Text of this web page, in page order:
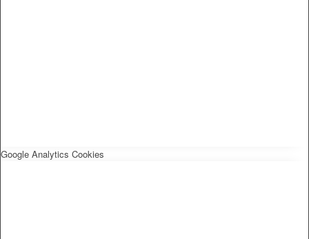
Google Analytics Cookies